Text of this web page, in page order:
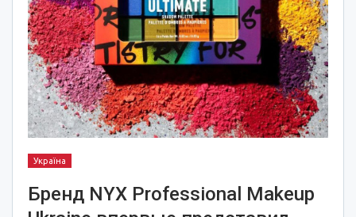
Україна
Бренд NYX Professional Makeup